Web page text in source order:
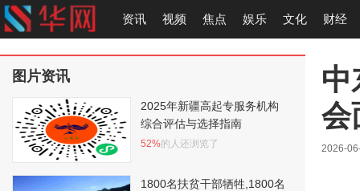
资讯 视频 焦点 娱乐 文化 财经
中
会
2026-
图片资讯
2025年新疆高起专服务机构
综合评估与选择指南
52%的人还浏览了
1800名扶贫干部牺牲,1800名